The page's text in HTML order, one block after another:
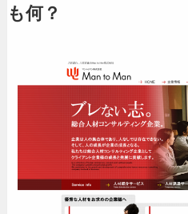
も何？